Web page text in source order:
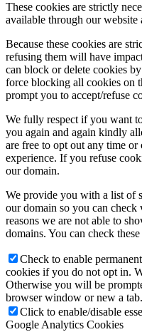
These cookies are strictly
available through our website
Because these cookies are
refusing them will have
can block or delete cookies
force blocking all cookies on
prompt you to accept/refuse
We fully respect if you want
you again and again kindly
are free to opt out any time
experience. If you refuse
our domain.
We provide you with a list of
our domain so you can
reasons we are not able to
domains. You can check
Check to enable
cookies if you do not opt in.
Otherwise you will be
browser window or new a tab.
Click to enable/disable
Google Analytics Cookies